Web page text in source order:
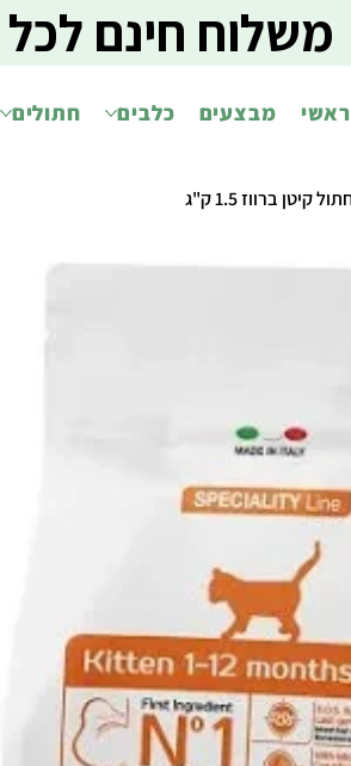
ראשי מבצעים כלבים חתולים
משלוח חינם
קיטן ברווז 1.5 ק"ג